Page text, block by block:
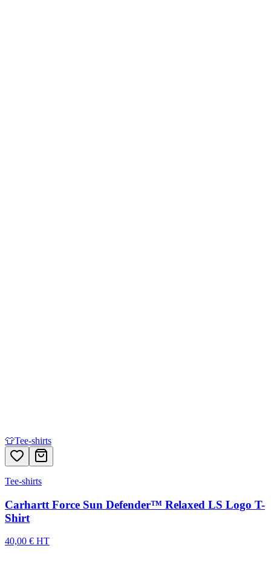
👕Tee-shirts
Tee-shirts
Carhartt Force Sun Defender™ Relaxed LS Logo T-
Shirt
40,00 € HT